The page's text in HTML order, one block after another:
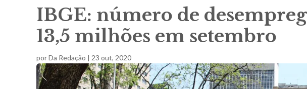
IBGE: número de
13,5 milhões em setembro
porDa Redação 23 out, 2020